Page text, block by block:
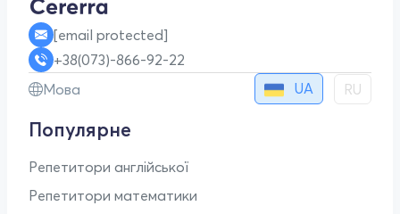
[email protected]
+38(073)-866-92-22
Мова
UA RU
Популярне
Репетитори англійської
Репетитори математики